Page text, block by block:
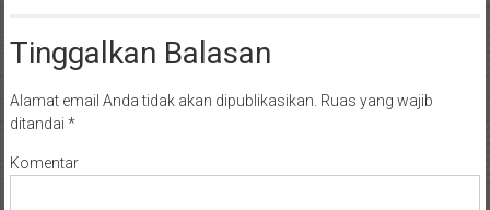
NTT/
papan/
Kalimantan
Barat/
Kalimantan
Tinggalkan Balasan
Alamat email Anda tidak akan dipublikasikan. Ruas yang wajib
ditandai *
Komentar